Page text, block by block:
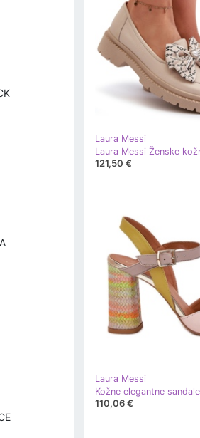
Laura Messi
121,50 €
Laura Messi
110,06 €